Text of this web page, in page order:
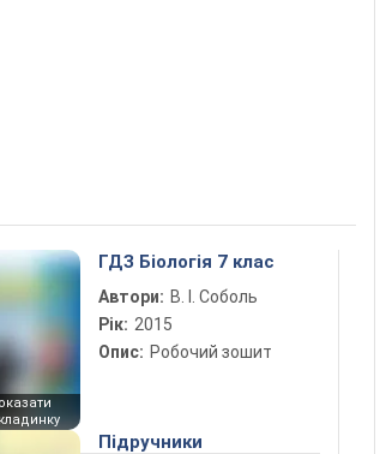
ГДЗ Біологія 7 клас
Автори: В. І. Соболь
Рік: 2015
Опис: Робочий зошит
Підручники